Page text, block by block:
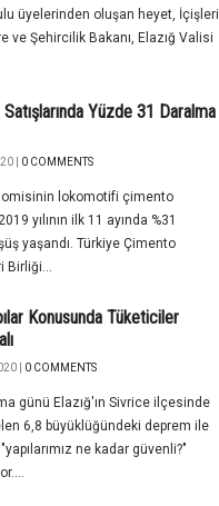
üyelerinden oluşan heyet, İçişleri
ve Şehircilik Bakanı, Elazığ Valisi
Yüzde 31 Daralma
| 0 COMMENTS
lokomotifi çimento
yılının ilk 11 ayında %31
yaşandı. Türkiye Çimento
Birliği...
Konusunda Tüketiciler
| 0 COMMENTS
günü Elazığ'ın Sivrice ilçesinde
6,8 büyüklüğündeki deprem ile
ne kadar güvenli?"